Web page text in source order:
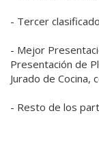
- Tercer
- Mejor
Presentación de
Jurado de Cocina,
- Resto de los